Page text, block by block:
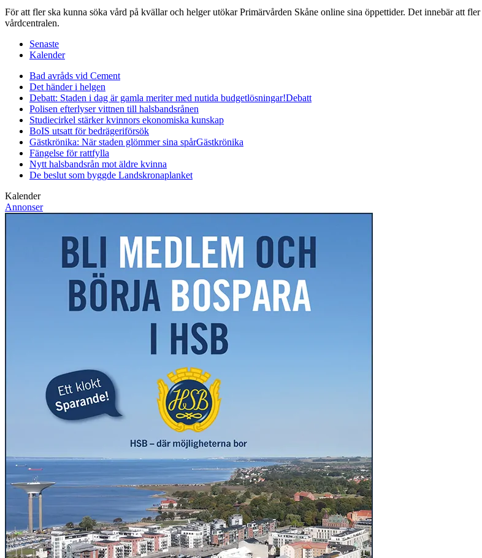
För att fler ska kunna söka vård på kvällar och helger utökar Primärvården Skåne online sina öppettider. Det innebär att
vårdcentralen.
Senaste
Kalender
Bad avråds vid Cement
Det händer i helgen
Debatt: Staden i dag är gamla meriter med nutida budgetlösningar!Debatt
Polisen efterlyser vittnen till halsbandsrånen
Studiecirkel stärker kvinnors ekonomiska kunskap
BoIS utsatt för bedrägeriförsök
Gästkrönika: När staden glömmer sina spårGästkrönika
Fängelse för rattfylla
Nytt halsbandsrån mot äldre kvinna
De beslut som byggde Landskronaplanket
Kalender
Annonser